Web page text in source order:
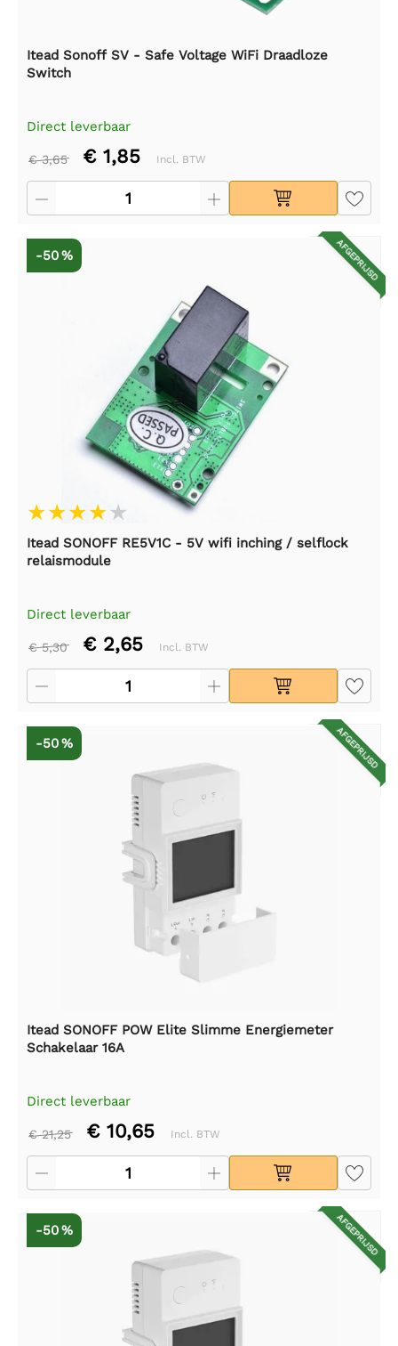
Itead Sonoff SV - Safe Voltage WiFi Draadloze
Switch
Direct leverbaar
€ 3,65 € 1,85 Incl. BTW
AFGEPRIJSD
-50 %
Itead SONOFF RE5V1C - 5V wifi inching / selflock
relaismodule
Direct leverbaar
€ 5,30 € 2,65 Incl. BTW
AFGEPRIJSD
-50 %
Itead SONOFF POW Elite Slimme Energiemeter
Schakelaar 16A
Direct leverbaar
€ 21,25 € 10,65 Incl. BTW
AFGEPRIJSD
-50 %